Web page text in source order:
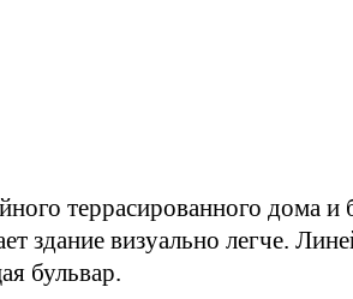
террасированного дома
здание визуально легче.
бульвар.